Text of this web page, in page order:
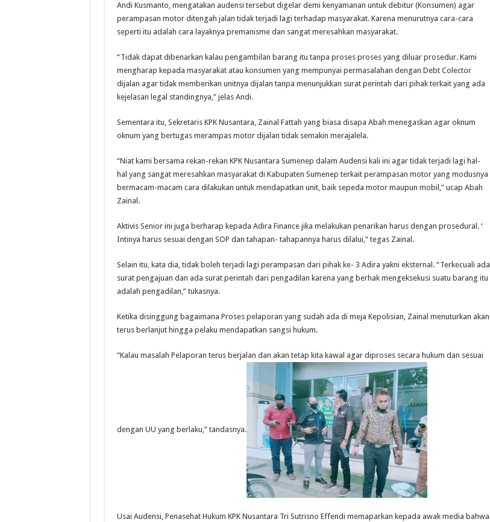
Andi Kusmanto, mengatakan audensi tersebut digelar demi kenyamanan untuk debitur (Konsumen) agar
perampasan motor ditengah jalan tidak terjadi lagi terhadap masyarakat. Karena menurutnya cara-cara
seperti itu adalah cara layaknya premanisme dan sangat meresahkan masyarakat.
“Tidak dapat dibenarkan kalau pengambilan barang itu tanpa proses proses yang diluar prosedur. Kami
mengharap kepada masyarakat atau konsumen yang mempunyai permasalahan dengan Debt Colector
dijalan agar tidak memberikan unitnya dijalan tanpa menunjukkan surat perintah dari pihak terkait yang ada
kejelasan legal standingnya,” jelas Andi.
Sementara itu, Sekretaris KPK Nusantara, Zainal Fattah yang biasa disapa Abah menegaskan agar oknum
oknum yang bertugas merampas motor dijalan tidak semakin merajalela.
“Niat kami bersama rekan-rekan KPK Nusantara Sumenep dalam Audensi kali ini agar tidak terjadi lagi hal-
hal yang sangat meresahkan masyarakat di Kabupaten Sumenep terkait perampasan motor yang modusnya
bermacam-macam cara dilakukan untuk mendapatkan unit, baik sepeda motor maupun mobil,” ucap Abah
Zainal.
Aktivis Senior ini juga berharap kepada Adira Finance jika melakukan penarikan harus dengan prosedural. ‘
Intinya harus sesuai dengan SOP dan tahapan- tahapannya harus dilalui,” tegas Zainal.
Selain itu, kata dia, tidak boleh terjadi lagi perampasan dari pihak ke- 3 Adira yakni eksternal. “Terkecuali ada
surat pengajuan dan ada surat perintah dari pengadilan karena yang berhak mengeksekusi suatu barang itu
adalah pengadilan,” tukasnya.
Ketika disinggung bagaimana Proses pelaporan yang sudah ada di meja Kepolisian, Zainal menuturkan akan
terus berlanjut hingga pelaku mendapatkan sangsi hukum.
“Kalau masalah Pelaporan terus berjalan dan akan tetap kita kawal agar diproses secara hukum dan sesuai
dengan UU yang berlaku,” tandasnya.
Usai Audensi, Penasehat Hukum KPK Nusantara Tri Sutrisno Effendi memaparkan kepada awak media bahwa